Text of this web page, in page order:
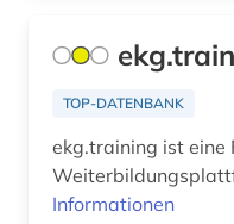
aristoteles (1)
Israel (6)
Italien (14)
Japan (2)
TOP-DATENBANK
ekg.training ist eine
Informationen